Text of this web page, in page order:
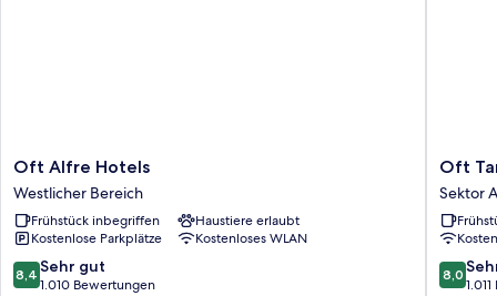
Oft
Alfre
Hotels
Westlicher
Bereich
Oft Alfre Hotels
Westlicher Bereich
Frühstück inbegriffen
Haustiere erlaubt
Kostenlose Parkplätze
Kostenloses WLAN
8.4
von
8,4 Sehr gut
1.010 Bewertungen
Oft
Plaza
Hotel
Sektor
Oft
Sektor
8.0
von
8,0